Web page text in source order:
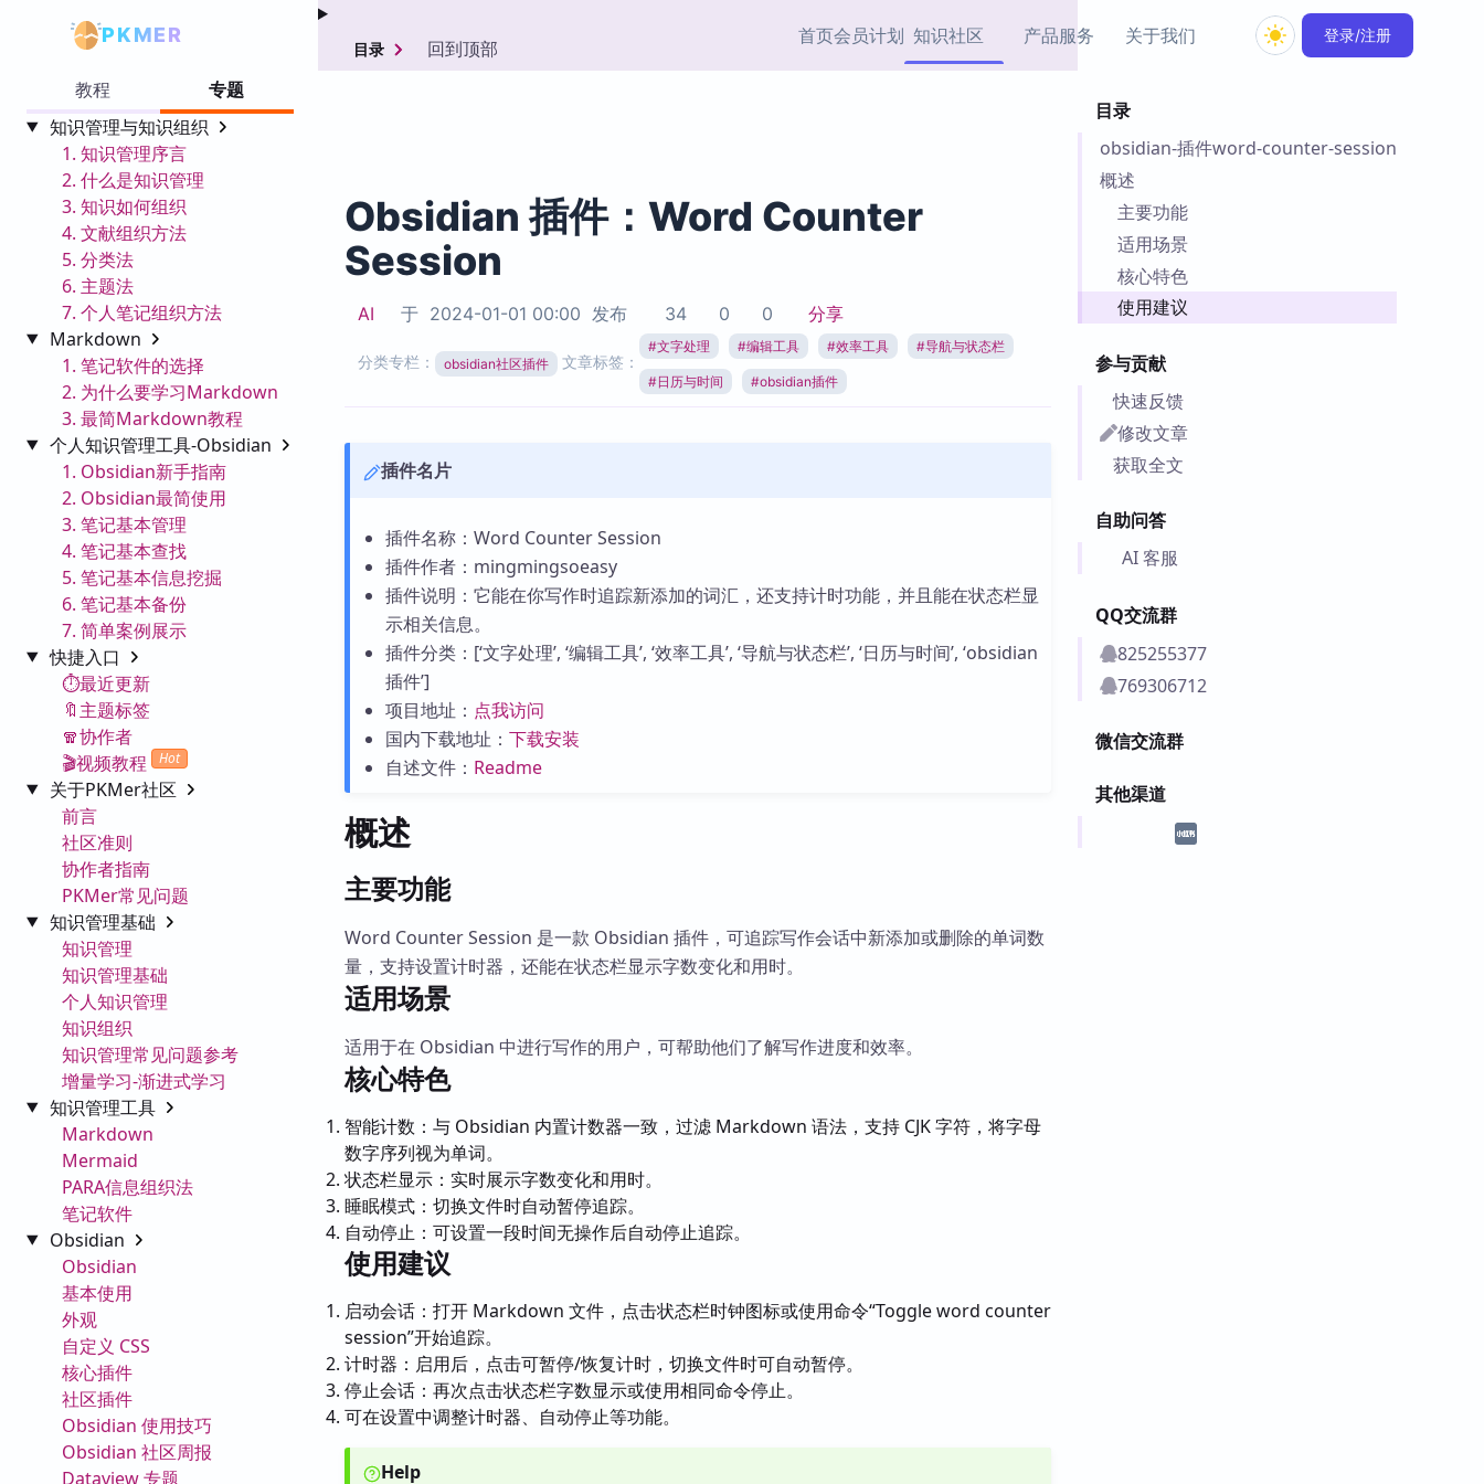
PKMER 首页会员计划 知识社区
协作者
Zotero 专题
Obsidian 专题
产品服务
Zotero 插件
Zotero 插件资源与加速
挂件集市
Obsidian 教程
关于我们 登录/注册
教程
专题
知识管理与知识组织
1. 知识管理序言
2. 什么是知识管理
3. 知识如何组织
4. 文献组织方法
5. 分类法
6. 主题法
7. 个人笔记组织方法
Markdown
1. 笔记软件的选择
2. 为什么要学习Markdown
3. 最简Markdown教程
个人知识管理工具-Obsidian
1. Obsidian新手指南
2. Obsidian最简使用
3. 笔记基本管理
4. 笔记基本查找
5. 笔记基本信息挖掘
6. 笔记基本备份
7. 简单案例展示
快捷入口
⏱️最近更新
🔖主题标签
🧣协作者
🎬视频教程
Hot
关于PKMer社区
前言
社区准则
协作者指南
PKMer常见问题
知识管理基础
知识管理
知识管理基础
个人知识管理
知识组织
知识管理常见问题参考
增量学习-渐进式学习
知识管理工具
Markdown
Mermaid
PARA信息组织法
笔记软件
Obsidian
Obsidian
基本使用
外观
自定义 CSS
核心插件
社区插件
Obsidian 使用技巧
Obsidian 社区周报
Dataview 专题
目录
obsidian-插件word-counter-session
概述
主要功能
适用场景
核心特色
使用建议
参与贡献
快速反馈
修改文章
获取全文
自助问答
AI 客服
QQ交流群
825255377
769306712
微信交流群
其他渠道
目录 回到顶部
Obsidian 插件：Word Counter
Session
AI 于 2024-01-01 00:00 发布 34 0 0 分享
分类专栏： obsidian社区插件 文章标签：
#文字处理 #编辑工具 #效率工具 #导航与状态栏
#日历与时间 #obsidian插件
插件名片
插件名称：Word Counter Session
插件作者：mingmingsoeasy
插件说明：它能在你写作时追踪新添加的词汇，还支持计时功能，并且能在状态栏显
示相关信息。
插件分类：[‘文字处理’, ‘编辑工具’, ‘效率工具’, ‘导航与状态栏’, ‘日历与时间’, ‘obsidian
插件’]
项目地址： 点我访问
国内下载地址： 下载安装
自述文件： Readme
概述
主要功能
Word Counter Session 是一款 Obsidian 插件，可追踪写作会话中新添加或删除的单词数
量，支持设置计时器，还能在状态栏显示字数变化和用时。
适用场景
适用于在 Obsidian 中进行写作的用户，可帮助他们了解写作进度和效率。
核心特色
智能计数：与 Obsidian 内置计数器一致，过滤 Markdown 语法，支持 CJK 字符，将字母
数字序列视为单词。
状态栏显示：实时展示字数变化和用时。
睡眠模式：切换文件时自动暂停追踪。
自动停止：可设置一段时间无操作后自动停止追踪。
使用建议
启动会话：打开 Markdown 文件，点击状态栏时钟图标或使用命令“Toggle word counter
session”开始追踪。
计时器：启用后，点击可暂停/恢复计时，切换文件时可自动暂停。
停止会话：再次点击状态栏字数显示或使用相同命令停止。
可在设置中调整计时器、自动停止等功能。
Help